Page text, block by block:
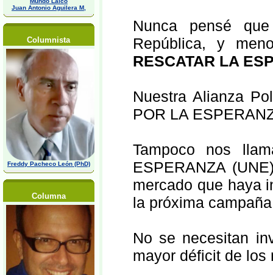
Juan Antonio Aguilera M,
Columnista
Freddy Pacheco León (PhD)
Columna
Nunca pensé
República, y
RESCATAR LA
Nuestra Alianza
POR LA
Tampoco nos
ESPERANZA
mercado que haya
la próxima
No se necesitan
mayor déficit de los